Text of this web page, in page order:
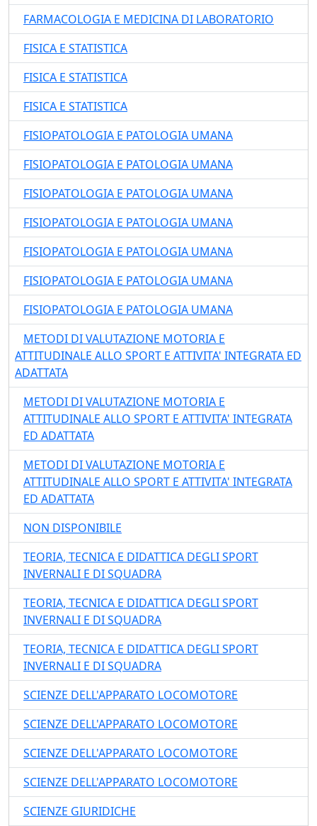
FARMACOLOGIA E MEDICINA DI LABORATORIO
FISICA E STATISTICA
FISICA E STATISTICA
FISICA E STATISTICA
FISIOPATOLOGIA E PATOLOGIA UMANA
FISIOPATOLOGIA E PATOLOGIA UMANA
FISIOPATOLOGIA E PATOLOGIA UMANA
FISIOPATOLOGIA E PATOLOGIA UMANA
FISIOPATOLOGIA E PATOLOGIA UMANA
FISIOPATOLOGIA E PATOLOGIA UMANA
FISIOPATOLOGIA E PATOLOGIA UMANA
METODI DI VALUTAZIONE MOTORIA E
ATTITUDINALE ALLO SPORT E ATTIVITA' INTEGRATA ED
ADATTATA
METODI DI VALUTAZIONE MOTORIA E
ATTITUDINALE ALLO SPORT E ATTIVITA' INTEGRATA
ED ADATTATA
METODI DI VALUTAZIONE MOTORIA E
ATTITUDINALE ALLO SPORT E ATTIVITA' INTEGRATA
ED ADATTATA
NON DISPONIBILE
TEORIA, TECNICA E DIDATTICA DEGLI SPORT
INVERNALI E DI SQUADRA
TEORIA, TECNICA E DIDATTICA DEGLI SPORT
INVERNALI E DI SQUADRA
TEORIA, TECNICA E DIDATTICA DEGLI SPORT
INVERNALI E DI SQUADRA
SCIENZE DELL'APPARATO LOCOMOTORE
SCIENZE DELL'APPARATO LOCOMOTORE
SCIENZE DELL'APPARATO LOCOMOTORE
SCIENZE DELL'APPARATO LOCOMOTORE
SCIENZE GIURIDICHE